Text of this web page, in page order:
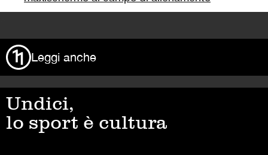
Leggi anche
Undici,
lo sport è cultura